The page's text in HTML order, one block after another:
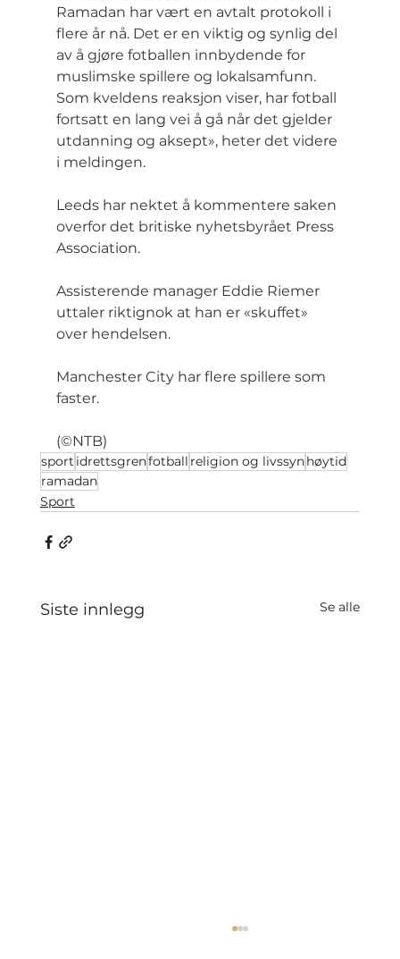
Ramadan har vært en avtalt protokoll i
flere år nå. Det er en viktig og synlig del
av å gjøre fotballen innbydende for
muslimske spillere og lokalsamfunn.
Som kveldens reaksjon viser, har fotball
fortsatt en lang vei å gå når det gjelder
utdanning og aksept», heter det videre
i meldingen.
Leeds har nektet å kommentere saken
overfor det britiske nyhetsbyrået Press
Association.
Assisterende manager Eddie Riemer
uttaler riktignok at han er «skuffet»
over hendelsen.
Manchester City har flere spillere som
faster.
(©NTB)
sport idrettsgrenfotball religion og livssynhøytid
ramadan
Sport
Siste innlegg Se alle